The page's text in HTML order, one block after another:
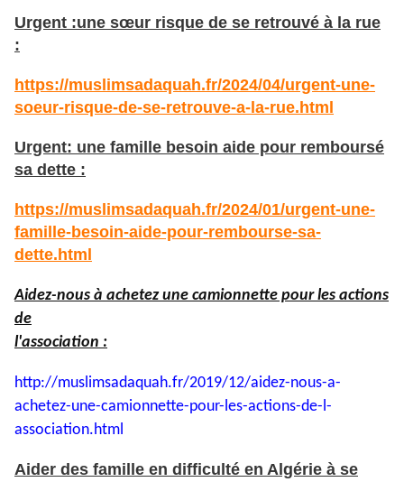
Urgent :une sœur risque de se retrouvé à la rue
:
https://muslimsadaquah.fr/2024/04/urgent-une-
soeur-risque-de-se-retrouve-a-la-rue.html
Urgent: une famille besoin aide pour remboursé
sa dette :
https://muslimsadaquah.fr/2024/01/urgent-une-
famille-besoin-aide-pour-rembourse-sa-
dette.html
Aidez-nous à achetez une camionnette pour les actions
de
l'association :
http://muslimsadaquah.fr/2019/12/aidez-nous-a-
achetez-une-camionnette-pour-les-actions-de-l-
association.html
Aider des famille en difficulté en Algérie à se